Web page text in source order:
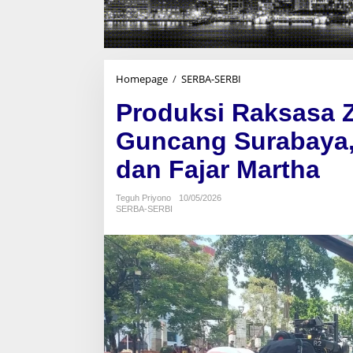
Homepage / SERBA-SERBI
o
d
u
k
s
s
a
s
a
Z
o
n
a
Produksi Raksasa
Guncang
dan Fajar Martha
Teguh Priyono
10/05/2026
SERBA-SERBI